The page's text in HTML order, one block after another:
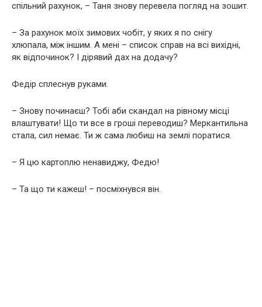
спільний рахунок, – Таня знову перевела погляд на зошит.
– За рахунок моїх зимових чобіт, у яких я по снігу
хлюпала, між іншим. А мені – список справ на всі вихідні,
як відпочинок? І дірявий дах на додачу?
Федір сплеснув руками.
– Знову починаєш? Тобі аби скандал на рівному місці
влаштувати! Що ти все в гроші переводиш? Меркантильна
стала, сил немає. Ти ж сама любиш на землі поратися.
– Я цю картоплю ненавиджу, Федю!
– Та що ти кажеш! – посміхнувся він.